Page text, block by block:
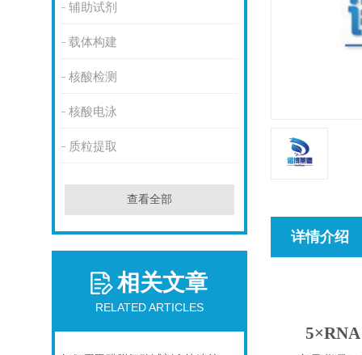
辅助试剂
载体构建
核酸检测
核酸电泳
质粒提取
查看全部
相关文章
RELATED ARTICLES
详情介绍